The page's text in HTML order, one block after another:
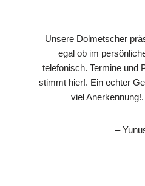
Unsere Dolmetscher
egal ob im
telefonisch. Termine und
stimmt hier!. Ein echter
viel
–